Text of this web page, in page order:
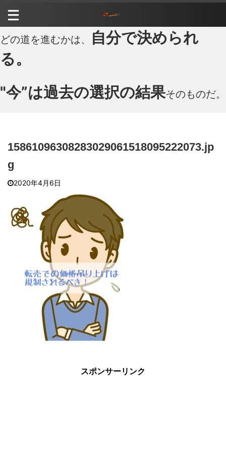
どの道を進むかは、
自分で決められ
る。
"今”は過去の選択の結果そのものだ。
15861096308283029061518095222073.jp
g
2020年4月6日
スポンサーリンク